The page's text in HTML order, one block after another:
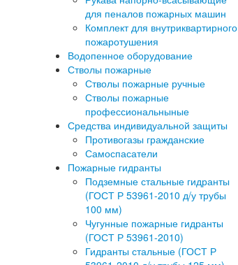
для пеналов пожарных машин
Комплект для внутриквартирного
пожаротушения
Водопенное оборудование
Стволы пожарные
Стволы пожарные ручные
Стволы пожарные
профессиональныные
Средства индивидуальной защиты
Противогазы гражданские
Самоспасатели
Пожарные гидранты
Подземные стальные гидранты
(ГОСТ Р 53961-2010 д/у трубы
100 мм)
Чугунные пожарные гидранты
(ГОСТ Р 53961-2010)
Гидранты стальные (ГОСТ Р